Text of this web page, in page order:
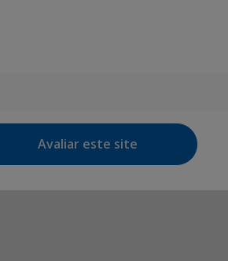
Avaliar este site